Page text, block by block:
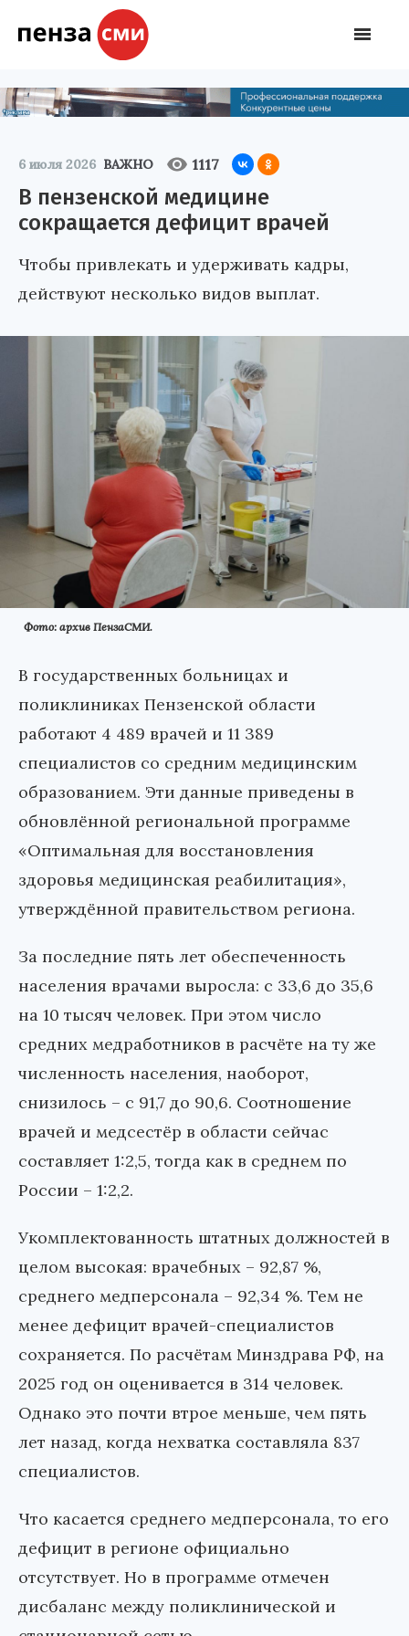
6 июля 2026 ВАЖНО 1117
В пензенской медицине
сокращается дефицит врачей
Чтобы привлекать и удерживать кадры,
действуют несколько видов выплат.
Фото: архив ПензаСМИ.
В государственных больницах и
поликлиниках Пензенской области
работают 4 489 врачей и 11 389
специалистов со средним медицинским
образованием. Эти данные приведены в
обновлённой региональной программе
«Оптимальная для восстановления
здоровья медицинская реабилитация»,
утверждённой правительством региона.
За последние пять лет обеспеченность
населения врачами выросла: с 33,6 до 35,6
на 10 тысяч человек. При этом число
средних медработников в расчёте на ту же
численность населения, наоборот,
снизилось – с 91,7 до 90,6. Соотношение
врачей и медсестёр в области сейчас
составляет 1:2,5, тогда как в среднем по
России – 1:2,2.
Укомплектованность штатных должностей в
целом высокая: врачебных – 92,87 %,
среднего медперсонала – 92,34 %. Тем не
менее дефицит врачей-специалистов
сохраняется. По расчётам Минздрава РФ, на
2025 год он оценивается в 314 человек.
Однако это почти втрое меньше, чем пять
лет назад, когда нехватка составляла 837
специалистов.
Что касается среднего медперсонала, то его
дефицит в регионе официально
отсутствует. Но в программе отмечен
дисбаланс между поликлинической и